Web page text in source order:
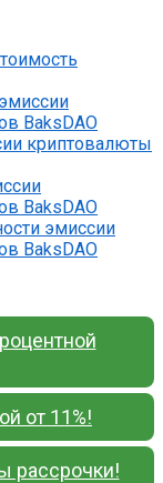
BaksDAO
криптовалюты
BaksDAO
эмиссии
BaksDAO
от 11%!
рассрочки!